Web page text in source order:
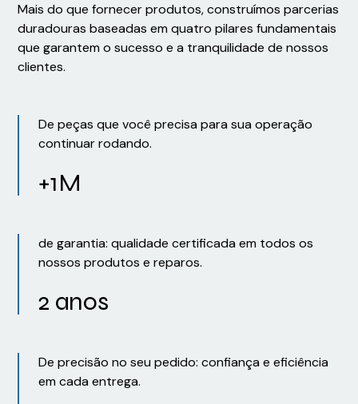
Mais do que fornecer produtos, construímos parcerias
duradouras baseadas em quatro pilares fundamentais
que garantem o sucesso e a tranquilidade de nossos
clientes.
De peças que você precisa para sua operação
continuar rodando.
+1M
de garantia: qualidade certificada em todos os
nossos produtos e reparos.
2 anos
De precisão no seu pedido: confiança e eficiência
em cada entrega.